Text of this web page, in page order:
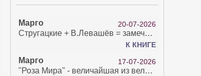
Марго 20-07-2026
Стругацкие + В.Левашёв = замечательно!
К КНИГЕ
Марго 17-07-2026
"Роза Мира" - величайшая из великих Книг - она отвечает на все вопросы, прочитать её нелегко...